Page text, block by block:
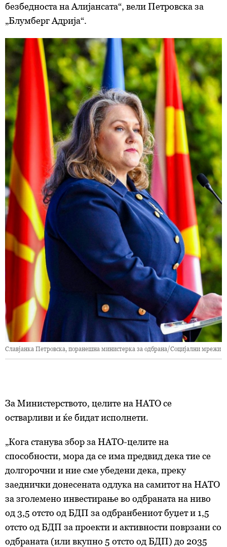
безбедноста на Алијансата“, вели Петровска за
„Блумберг Адрија“.
Славјанка Петровска, поранешна министерка за одбрана/Социјални мрежи
За Министерството, целите на НАТО се
остварливи и ќе бидат исполнети.
„Кога станува збор за НАТО-целите на
способности, мора да се има предвид дека тие се
долгорочни и ние сме убедени дека, преку
заеднички донесената одлука на самитот на НАТО
за зголемено инвестирање во одбраната на ниво
од 3,5 отсто од БДП за одбранбениот буџет и 1,5
отсто од БДП за проекти и активности поврзани со
одбраната (или вкупно 5 отсто од БДП) до 2035